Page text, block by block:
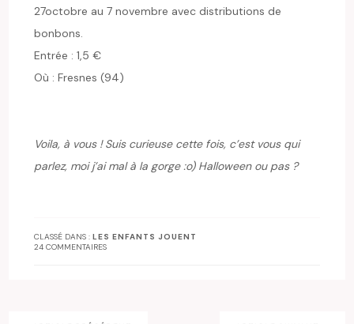
27octobre au 7 novembre avec distributions de
bonbons.
Entrée : 1,5 €
Où : Fresnes (94)
Voila, à vous ! Suis curieuse cette fois, c’est vous qui
parlez, moi j’ai mal à la gorge :o) Halloween ou pas ?
CLASSÉ DANS :LES ENFANTS JOUENT
24 COMMENTAIRES